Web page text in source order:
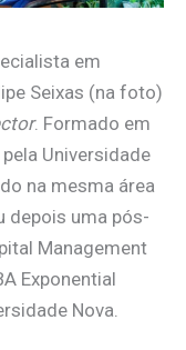
em
Seixas (na foto)
. Formado em
Universidade
na mesma área
depois uma pós-
Management
Exponential
Nova.